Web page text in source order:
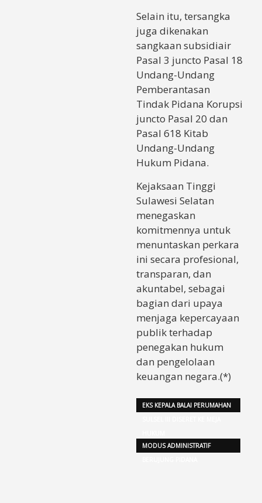
Selain itu, tersangka
juga dikenakan
sangkaan subsidiair
Pasal 3 juncto Pasal 18
Undang-Undang
Pemberantasan
Tindak Pidana Korupsi
juncto Pasal 20 dan
Pasal 618 Kitab
Undang-Undang
Hukum Pidana.
Kejaksaan Tinggi
Sulawesi Selatan
menegaskan
komitmennya untuk
menuntaskan perkara
ini secara profesional,
transparan, dan
akuntabel, sebagai
bagian dari upaya
menjaga kepercayaan
publik terhadap
penegakan hukum
dan pengelolaan
keuangan negara.(*)
EKS KEPALA BALAI PERUMAHAN
MODUS ADMINISTRATIF